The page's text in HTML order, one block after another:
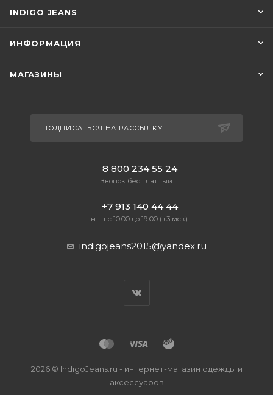
INDIGO JEANS
ИНФОРМАЦИЯ
МАГАЗИНЫ
ПОДПИСАТЬСЯ НА РАССЫЛКУ
8 800 234 55 24
Звонок бесплатный
+7 913 140 44 44
пн-пт с 10:00 до 19:00 (+3 мск)
indigojeans2015@yandex.ru
2026 © IndigoJeans.ru - интернет-магазин одежды и
аксессуаров